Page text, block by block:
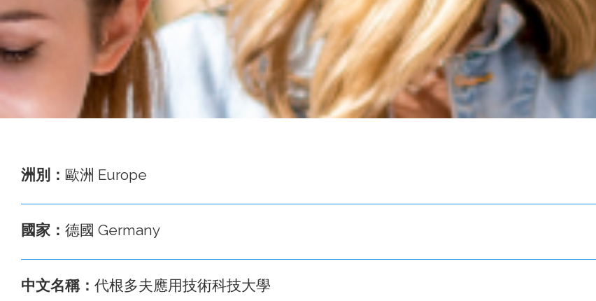
事
務
處
洲別： 歐洲 Europe
國家： 德國 Germany
中文名稱： 代根多夫應用技術科技大學